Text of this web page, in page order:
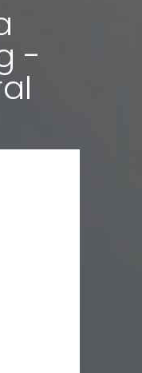
-